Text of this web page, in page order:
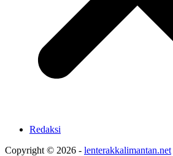
Redaksi
Copyright © 2026 - lenterakkalimantan.net